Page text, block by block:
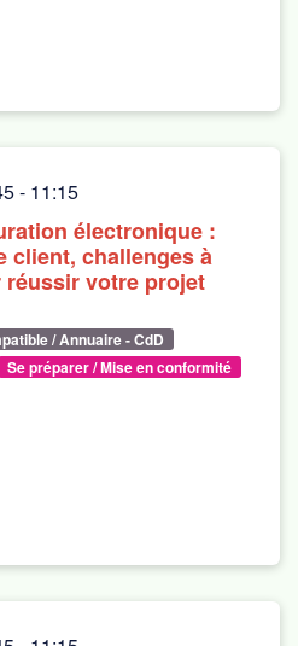
- 11:15
électronique :
client, challenges à
réussir votre projet
/ Annuaire - CdD
Se préparer / Mise en conformité